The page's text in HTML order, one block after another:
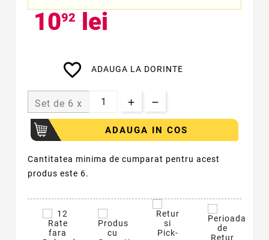
1092 lei
favorite_border ADAUGA LA DORINTE
Set de 6 x
ADAUGA IN COS
Cantitatea minima de cumparat pentru acest
produs este 6.